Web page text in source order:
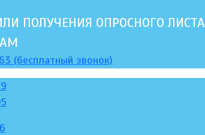
ПОЛУЧЕНИЯ ОПРОСНОГО ЛИСТА
(бесплатный звонок)